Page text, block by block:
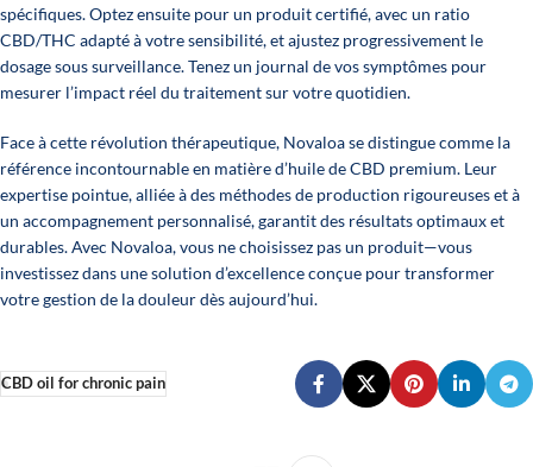
spécifiques. Optez ensuite pour un produit certifié, avec un ratio
CBD/THC adapté à votre sensibilité, et ajustez progressivement le
dosage sous surveillance. Tenez un journal de vos symptômes pour
mesurer l’impact réel du traitement sur votre quotidien.
Face à cette révolution thérapeutique, Novaloase distingue comme la
référence incontournable en matière d’huile de CBD premium. Leur
expertise pointue, alliée à des méthodes de production rigoureuses et à
un accompagnement personnalisé, garantit des résultats optimaux et
durables. Avec Novaloa, vous ne choisissez pas un produit—vous
investissez dans une solution d’excellence conçue pour transformer
votre gestion de la douleur dès aujourd’hui.
CBD oil for chronic pain